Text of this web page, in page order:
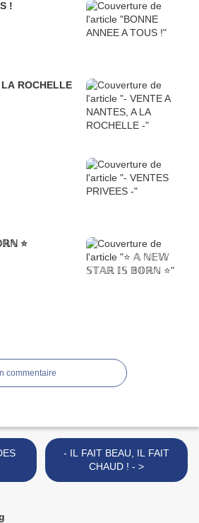
!
ROCHELLE
⭐️
commentaire
- IL FAIT BEAU, IL FAIT
CHAUD ! - >